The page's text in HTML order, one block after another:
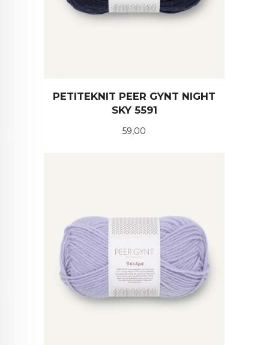
PETITEKNIT PEER GYNT NIGHT
SKY 5591
Pris
59,00